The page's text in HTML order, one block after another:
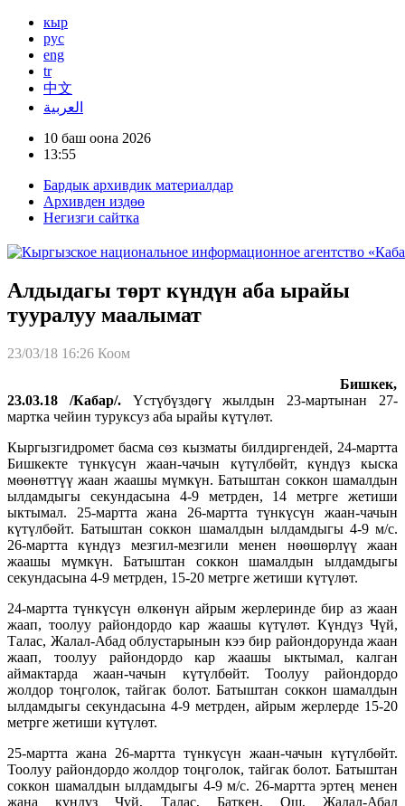
кыр
рус
eng
tr
中文
العربية
10 баш оона 2026
13:55
Бардык архивдик материалдар
Архивден издөө
Негизги сайтка
Алдыдагы төрт күндүн аба ырайы
тууралуу маалымат
23/03/18 16:26 Коом
Бишкек,
23.03.18 /Кабар/.Үстүбүздөгү жылдын 23-мартынан 27-
мартка чейин туруксуз аба ырайы күтүлөт.
Кыргызгидромет басма сөз кызматы билдиргендей, 24-мартта
Бишкекте түнкүсүн жаан-чачын күтүлбөйт, күндүз кыска
мөөнөттүү жаан жаашы мүмкүн. Батыштан соккон шамалдын
ылдамдыгы секундасына 4-9 метрден, 14 метрге жетиши
ыктымал. 25-мартта жана 26-мартта түнкүсүн жаан-чачын
күтүлбөйт. Батыштан соккон шамалдын ылдамдыгы 4-9 м/с.
26-мартта күндүз мезгил-мезгили менен нөөшөрлүү жаан
жаашы мүмкүн. Батыштан соккон шамалдын ылдамдыгы
секундасына 4-9 метрден, 15-20 метрге жетиши күтүлөт.
24-мартта түнкүсүн өлкөнүн айрым жерлеринде бир аз жаан
жаап, тоолуу райондордо кар жаашы күтүлөт. Күндүз Чүй,
Талас, Жалал-Абад облустарынын кээ бир райондорунда жаан
жаап, тоолуу райондордо кар жаашы ыктымал, калган
аймактарда жаан-чачын күтүлбөйт. Тоолуу райондордо
жолдор тоңголок, тайгак болот. Батыштан соккон шамалдын
ылдамдыгы секундасына 4-9 метрден, айрым жерлерде 15-20
метрге жетиши күтүлөт.
25-мартта жана 26-мартта түнкүсүн жаан-чачын күтүлбөйт.
Тоолуу райондордо жолдор тоңголок, тайгак болот. Батыштан
соккон шамалдын ылдамдыгы 4-9 м/с. 26-мартта эртең менен
жана күндүз Чүй, Талас, Баткен, Ош, Жалал-Абад